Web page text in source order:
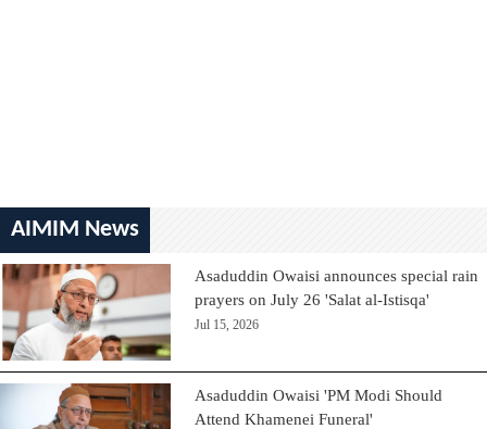
AIMIM News
Asaduddin Owaisi announces special rain
prayers on July 26 'Salat al-Istisqa'
Jul 15, 2026
Asaduddin Owaisi 'PM Modi Should
Attend Khamenei Funeral'